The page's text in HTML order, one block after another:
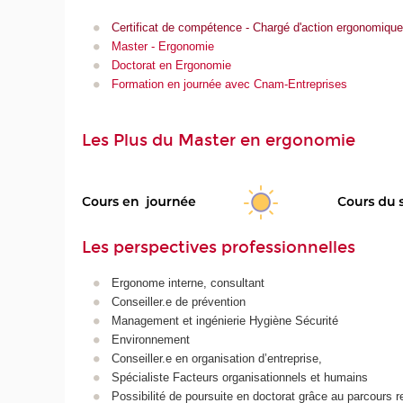
Certificat de compétence - Chargé d'action ergonomique
Master - Ergonomie
Doctorat en Ergonomie
Formation en journée avec Cnam-Entreprises
Les Plus du Master en ergonomie
Les perspectives professionnelles
Ergonome interne, consultant
Conseiller.e de prévention
Management et ingénierie Hygiène Sécurité
Environnement
Conseiller.e en organisation d’entreprise,
Spécialiste Facteurs organisationnels et humains
Possibilité de poursuite en doctorat grâce au parcours